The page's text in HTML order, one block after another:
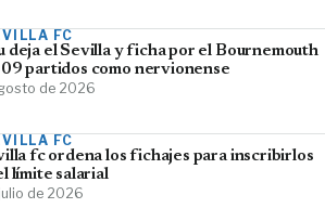
FC
deja el Sevilla y ficha por el Bournemouth
partidos como nervionense
de 2026
FC
fc ordena los fichajes para inscribirlos
límite salarial
de 2026